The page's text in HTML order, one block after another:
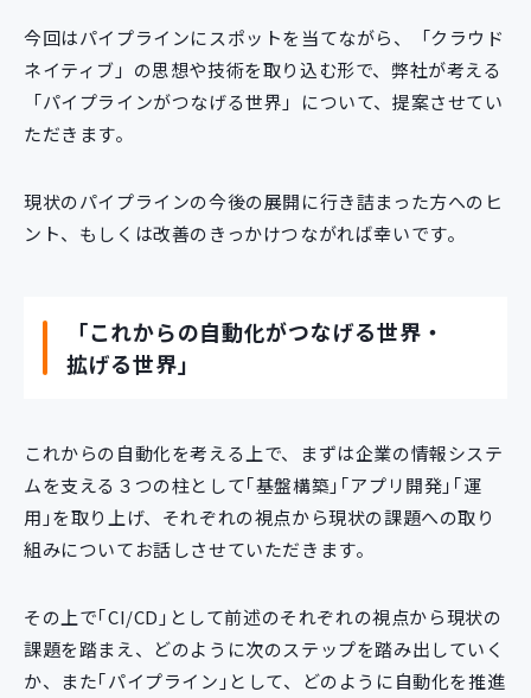
今回はパイプラインにスポットを当てながら、「クラウド
ネイティブ」の思想や技術を取り込む形で、弊社が考える
「パイプラインがつなげる世界」について、提案させてい
ただきます。
現状のパイプラインの今後の展開に行き詰まった方へのヒ
ント、もしくは改善のきっかけつながれば幸いです。
「これからの自動化がつなげる世界・
拡げる世界」
これからの自動化を考える上で、まずは企業の情報システ
ムを支える３つの柱として｢基盤構築｣｢アプリ開発｣｢運
用｣を取り上げ、それぞれの視点から現状の課題への取り
組みについてお話しさせていただきます。
その上で｢CI/CD｣として前述のそれぞれの視点から現状の
課題を踏まえ、どのように次のステップを踏み出していく
か、また｢パイプライン｣として、どのように自動化を推進